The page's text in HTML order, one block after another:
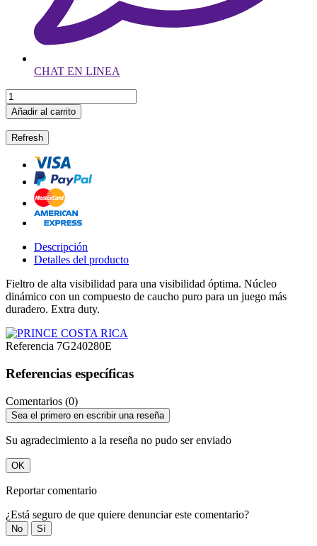
CHAT EN LINEA
Añadir al carrito
Descripción
Detalles del producto
Fieltro de alta visibilidad para una visibilidad óptima. Núcleo
dinámico con un compuesto de caucho puro para un juego más
duradero. Extra duty.
Referencia 7G240280E
Referencias específicas
Comentarios (0)
Sea el primero en escribir una reseña
Su agradecimiento a la reseña no pudo ser enviado
OK
Reportar comentario
¿Está seguro de que quiere denunciar este comentario?
No Sí